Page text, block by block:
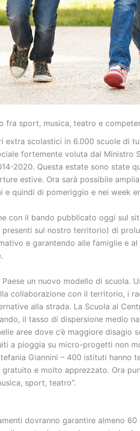
fra sport, musica, teatro e
scolastici in 6.000 scuole di
fortemente voluta dal Ministro
2020. Questa estate sono state
estive. Ora sarà possibile
quindi di pomeriggio e nei week
con il bando pubblicato oggi sul
sul nostro territorio) di
e garantendo alle famiglie e
un nuovo modello di scuola.
collaborazione con il territorio, i
alla strada. La Scuola al
il tasso di dispersione medio
aree dove c’è maggiore disagio
a pioggia su micro-progetti non
Giannini – 400 istituti
e molto apprezzato. Ora
sport, teatro”.
dovranno garantire almeno